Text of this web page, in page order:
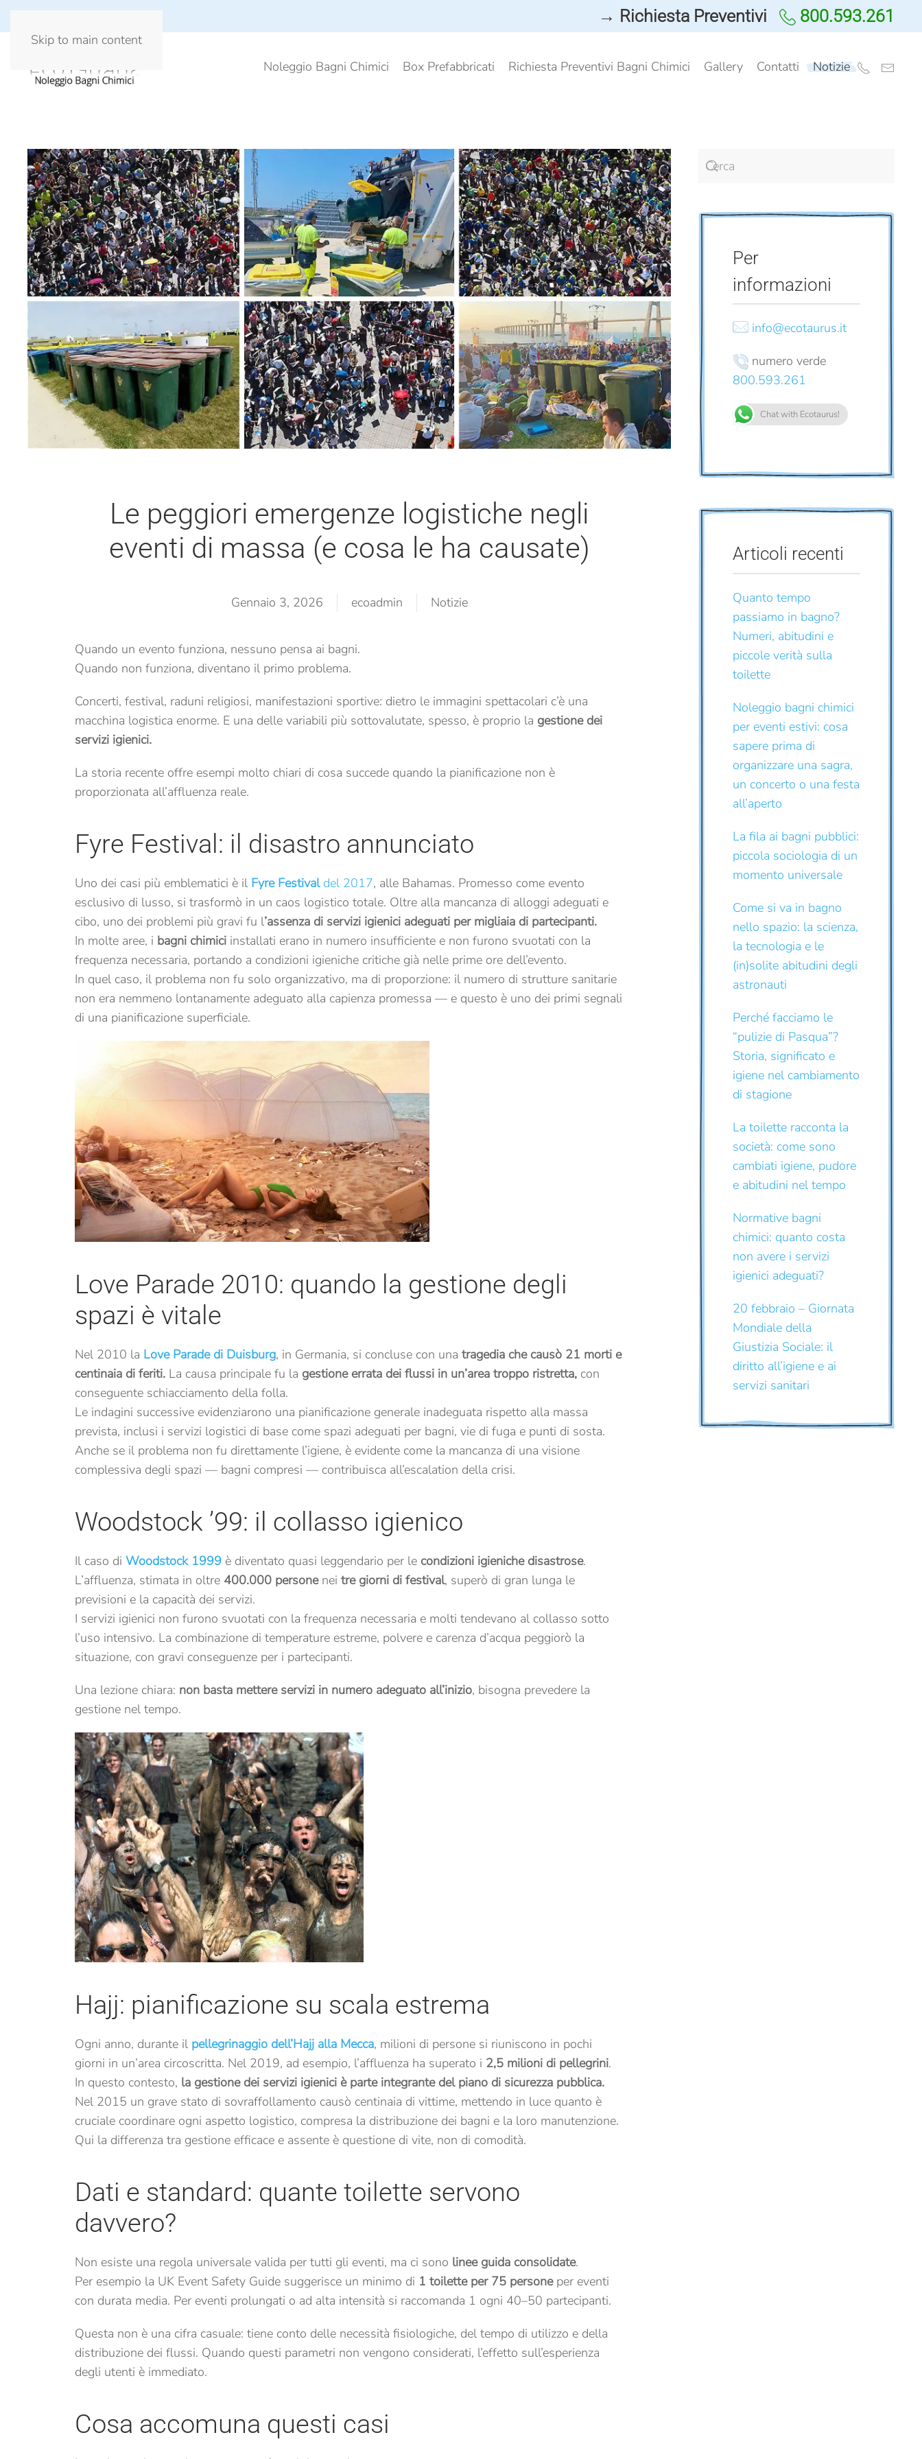
Skip to main content
→ Richiesta Preventivi 800.593.261
Noleggio Bagni Chimici Box Prefabbricati Richiesta Preventivi Bagni Chimici Gallery Contatti Notizie
Le peggiori emergenze logistiche negli
eventi di massa (e cosa le ha causate)
Gennaio 3, 2026 ecoadmin Notizie
Quando un evento funziona, nessuno pensa ai bagni.
Quando non funziona, diventano il primo problema.
Concerti, festival, raduni religiosi, manifestazioni sportive: dietro le immagini spettacolari c’è una
macchina logistica enorme. E una delle variabili più sottovalutate, spesso, è proprio la gestione dei
servizi igienici.
La storia recente offre esempi molto chiari di cosa succede quando la pianificazione non è
proporzionata all’affluenza reale.
Fyre Festival: il disastro annunciato
Uno dei casi più emblematici è il Fyre Festivaldel 2017, alle Bahamas. Promesso come evento
esclusivo di lusso, si trasformò in un caos logistico totale. Oltre alla mancanza di alloggi adeguati e
cibo, uno dei problemi più gravi fu l’assenza di servizi igienici adeguati per migliaia di partecipanti.
In molte aree, i bagni chimici installati erano in numero insufficiente e non furono svuotati con la
frequenza necessaria, portando a condizioni igieniche critiche già nelle prime ore dell’evento.
In quel caso, il problema non fu solo organizzativo, ma di proporzione: il numero di strutture sanitarie
non era nemmeno lontanamente adeguato alla capienza promessa — e questo è uno dei primi segnali
di una pianificazione superficiale.
Love Parade 2010: quando la gestione degli
spazi è vitale
Nel 2010 la Love Parade di Duisburg, in Germania, si concluse con una tragedia che causò 21 morti e
centinaia di feriti. La causa principale fu la gestione errata dei flussi in un’area troppo ristretta, con
conseguente schiacciamento della folla.
Le indagini successive evidenziarono una pianificazione generale inadeguata rispetto alla massa
prevista, inclusi i servizi logistici di base come spazi adeguati per bagni, vie di fuga e punti di sosta.
Anche se il problema non fu direttamente l’igiene, è evidente come la mancanza di una visione
complessiva degli spazi — bagni compresi — contribuisca all’escalation della crisi.
Woodstock ’99: il collasso igienico
Il caso di Woodstock 1999 è diventato quasi leggendario per le condizioni igieniche disastrose.
L’affluenza, stimata in oltre 400.000 personenei tre giorni di festival, superò di gran lunga le
previsioni e la capacità dei servizi.
I servizi igienici non furono svuotati con la frequenza necessaria e molti tendevano al collasso sotto
l’uso intensivo. La combinazione di temperature estreme, polvere e carenza d’acqua peggiorò la
situazione, con gravi conseguenze per i partecipanti.
Una lezione chiara: non basta mettere servizi in numero adeguato all’inizio, bisogna prevedere la
gestione nel tempo.
Hajj: pianificazione su scala estrema
Ogni anno, durante il pellegrinaggio dell’Hajj alla Mecca, milioni di persone si riuniscono in pochi
giorni in un’area circoscritta. Nel 2019, ad esempio, l’affluenza ha superato i 2,5 milioni di pellegrini.
In questo contesto, la gestione dei servizi igienici è parte integrante del piano di sicurezza pubblica.
Nel 2015 un grave stato di sovraffollamento causò centinaia di vittime, mettendo in luce quanto è
cruciale coordinare ogni aspetto logistico, compresa la distribuzione dei bagni e la loro manutenzione.
Qui la differenza tra gestione efficace e assente è questione di vite, non di comodità.
Dati e standard: quante toilette servono
davvero?
Non esiste una regola universale valida per tutti gli eventi, ma ci sono linee guida consolidate.
Per esempio la UK Event Safety Guide suggerisce un minimo di 1 toilette per 75 personeper eventi
con durata media. Per eventi prolungati o ad alta intensità si raccomanda 1 ogni 40–50 partecipanti.
Questa non è una cifra casuale: tiene conto delle necessità fisiologiche, del tempo di utilizzo e della
distribuzione dei flussi. Quando questi parametri non vengono considerati, l’effetto sull’esperienza
degli utenti è immediato.
Cosa accomuna questi casi
Per
informazioni
info@ecotaurus.it
numero verde
800.593.261
Chat with Ecotaurus!
Articoli recenti
Quanto tempo
passiamo in bagno?
Numeri, abitudini e
piccole verità sulla
toilette
Noleggio bagni chimici
per eventi estivi: cosa
sapere prima di
organizzare una sagra,
un concerto o una festa
all’aperto
La fila ai bagni pubblici:
piccola sociologia di un
momento universale
Come si va in bagno
nello spazio: la scienza,
la tecnologia e le
(in)solite abitudini degli
astronauti
Perché facciamo le
“pulizie di Pasqua”?
Storia, significato e
igiene nel cambiamento
di stagione
La toilette racconta la
società: come sono
cambiati igiene, pudore
e abitudini nel tempo
Normative bagni
chimici: quanto costa
non avere i servizi
igienici adeguati?
20 febbraio – Giornata
Mondiale della
Giustizia Sociale: il
diritto all’igiene e ai
servizi sanitari